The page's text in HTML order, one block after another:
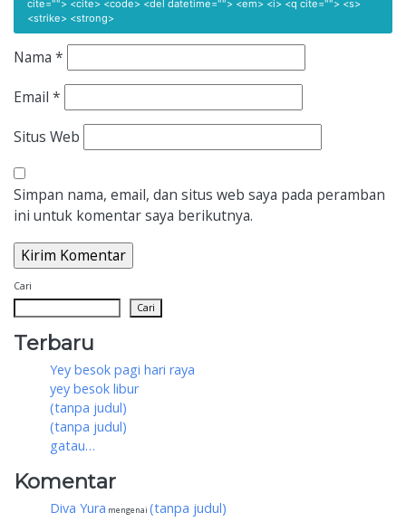
cite=""> <cite> <code> <del datetime=""> <em> <i> <q cite=""> <s>
<strike> <strong>
Nama *
Email *
Situs Web
Simpan nama, email, dan situs web saya pada peramban
ini untuk komentar saya berikutnya.
Cari
Cari
Terbaru
Yey besok pagi hari raya
yey besok libur
(tanpa judul)
(tanpa judul)
gatau…
Komentar
Diva Yura mengenai (tanpa judul)